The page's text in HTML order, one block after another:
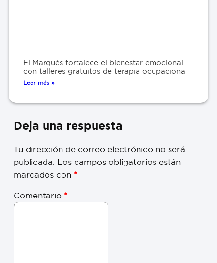
El Marqués fortalece el bienestar emocional
con talleres gratuitos de terapia ocupacional
Leer más »
Deja una respuesta
Tu dirección de correo electrónico no será
publicada. Los campos obligatorios están
marcados con *
Comentario *